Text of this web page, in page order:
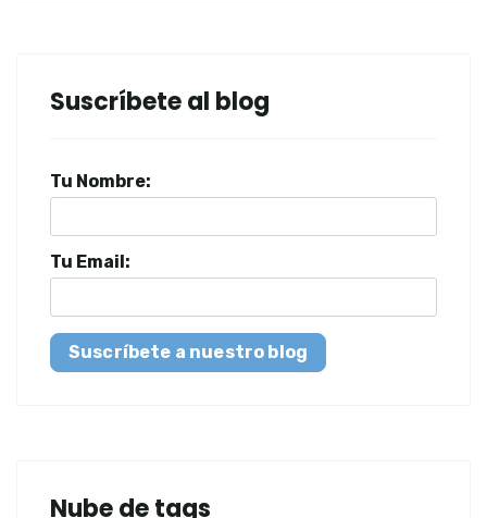
Suscríbete al blog
Tu Nombre:
Tu Email:
Suscríbete a nuestro blog
Nube de tags